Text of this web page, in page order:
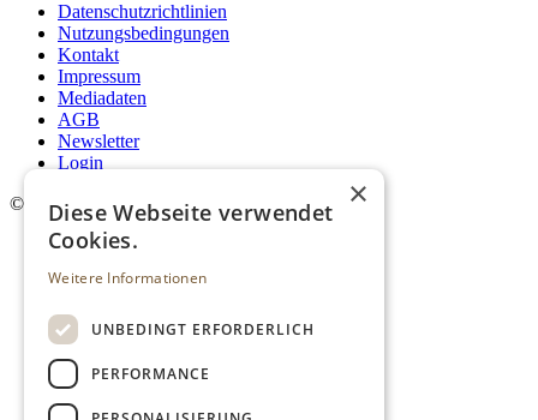
Datenschutzrichtlinien
Nutzungsbedingungen
Kontakt
Impressum
Mediadaten
AGB
Newsletter
Login
© 2026. Alle Rechte vorbehalten. ×
Diese Webseite verwendet
Cookies.
Weitere Informationen
UNBEDINGT ERFORDERLICH
PERFORMANCE